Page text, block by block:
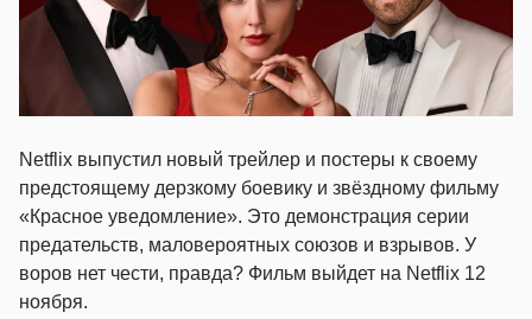
Netflix выпустил новый трейлер и постеры к своему
предстоящему дерзкому боевику и звёздному фильму
«Красное уведомление». Это демонстрация серии
предательств, маловероятных союзов и взрывов. У
воров нет чести, правда? Фильм выйдет на Netflix 12
ноября.